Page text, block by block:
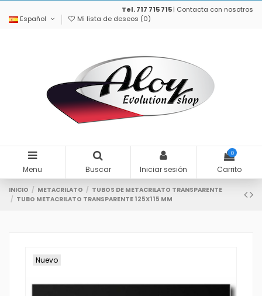
Tel. 717 715 715| Contacta con nosotros
Español
Mi lista de deseos (0)
Menu Buscar Iniciar sesión
0
Carrito
INICIO METACRILATO
TUBOS DE METACRILATO TRANSPARENTE
TUBO METACRILATO TRANSPARENTE 125X115 MM
Nuevo